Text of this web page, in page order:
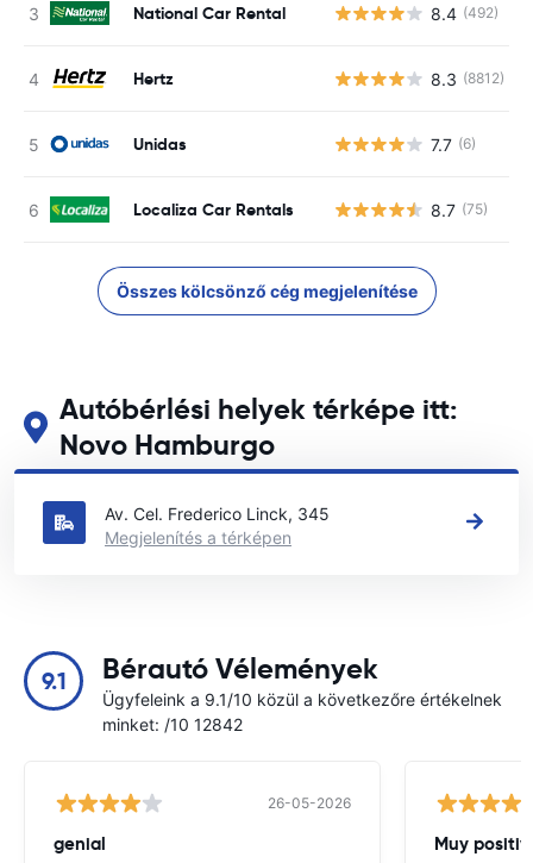
National Car Rental 8.4 (492)
Hertz 8.3 (8812)
Unidas 7.7 (6)
Localiza Car Rentals 8.7 (75)
Összes kölcsönző cég megjelenítése
Autóbérlési helyek térképe itt:
Novo Hamburgo
Tekintse meg fő autóbérlési helyeinket itt: Novo Hamburgo
Av. Cel. Frederico Linck, 345
Megjelenítés a térképen
9.1 Bérautó Vélemények
Ügyfeleink a 9.1/10 közül a következőre értékelnek
minket: /10 12842
26-05-2026
genial Muy